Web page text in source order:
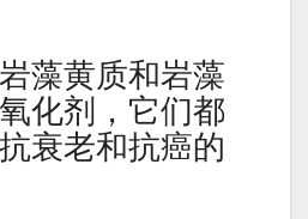
藻黄质和岩藻
化剂，它们都
衰老和抗癌的